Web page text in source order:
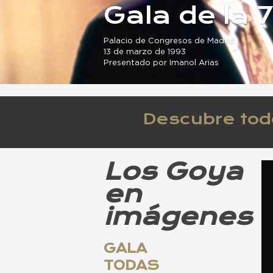
Gala de la
Palacio de Congresos de Madrid
13 de marzo de 1993
Presentado por Imanol Arias
Descubre
Los Goya
en
imágenes
GALA
TODAS